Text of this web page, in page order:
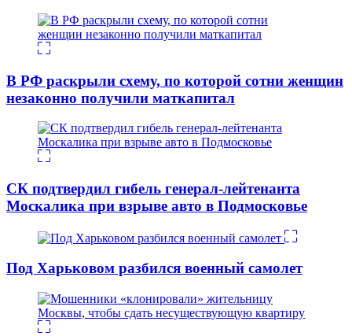
В РФ раскрыли схему, по которой сотни женщин
незаконно получили маткапитал
СК подтвердил гибель генерал-лейтенанта
Москалика при взрыве авто в Подмосковье
Под Харьковом разбился военный самолет